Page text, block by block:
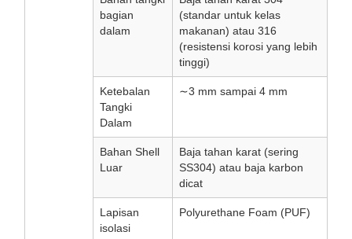
bagian
dalam
(standar untuk kelas
makanan) atau 316
(resistensi korosi yang lebih
tinggi)
Ketebalan
Tangki
Dalam
∼3 mm sampai 4 mm
Bahan Shell
Luar
Baja tahan karat (sering
SS304) atau baja karbon
dicat
Lapisan
isolasi
Polyurethane Foam (PUF)